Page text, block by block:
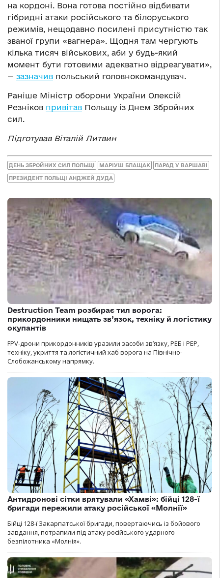
на кордоні. Вона готова постійно відбивати
гібридні атаки російського та білоруського
режимів, нещодавно посилені присутністю так
званої групи «вагнера». Щодня там чергують
кілька тисяч військових, аби у будь-який
момент бути готовими адекватно відреагувати»,
— зазначив польський головнокомандувач.
Раніше Міністр оборони України Олексій
Резніков привітав Польщу із Днем Збройних
сил.
Підготував Віталій Литвин
ДЕНЬ ЗБРОЙНИХ СИЛ ПОЛЬЩІ МАРІУШ БЛАЩАК ПАРАД У ВАРШАВІ
ПРЕЗИДЕНТ ПОЛЬЩІ АНДЖЕЙ ДУДА
Destruction Team розбирає тил ворога:
прикордонники нищать зв’язок, техніку й логістику
окупантів
FPV-дрони прикордонників уразили засоби зв’язку, РЕБ і РЕР,
техніку, укриття та логістичний хаб ворога на Північно-
Слобожанському напрямку.
Антидронові сітки врятували «Хамві»: бійці 128-ї
бригади пережили атаку російської «Молнії»
Бійці 128-ї Закарпатської бригади, повертаючись із бойового
завдання, потрапили під атаку російського ударного
безпілотника «Молнія».